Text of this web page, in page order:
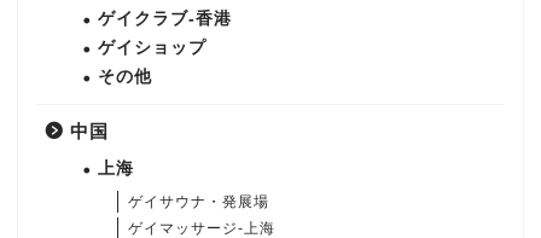
ゲイクラブ-香港
ゲイショップ
その他
中国
上海
ゲイサウナ・発展場
ゲイマッサージ-上海